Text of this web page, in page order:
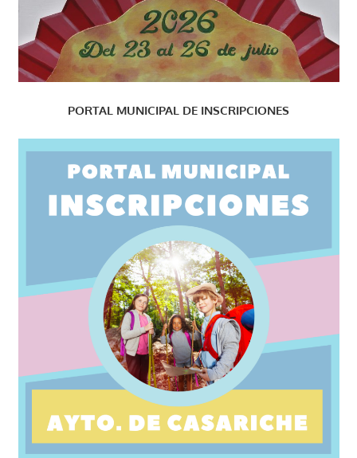
PORTAL MUNICIPAL DE INSCRIPCIONES